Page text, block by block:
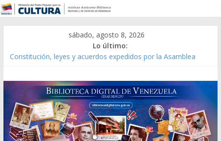
sábado, agosto 8, 2026
Lo último:
Catálogo temático de obras de Modesta Bor
Una Parálisis [material gráfico]
Modesta Bor Sánchez [material gráfico]
Gaceta Oficial de la República de Venezuela año CXXXIII Mes V,
Caracas 09 de marzo de 2006 N° 38.394